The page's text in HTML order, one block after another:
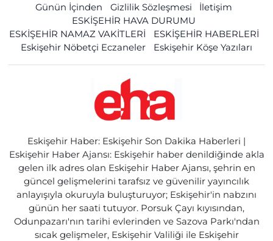
Günün İçinden
Gizlilik Sözleşmesi
İletişim
ESKİŞEHİR HAVA DURUMU
ESKİŞEHİR NAMAZ VAKİTLERİ
ESKİŞEHİR HABERLERİ
Eskişehir Nöbetçi Eczaneler
Eskişehir Köşe Yazıları
Eskişehir Haber: Eskişehir Son Dakika Haberleri |
Eskişehir Haber Ajansı: Eskişehir haber denildiğinde akla
gelen ilk adres olan Eskişehir Haber Ajansı, şehrin en
güncel gelişmelerini tarafsız ve güvenilir yayıncılık
anlayışıyla okuruyla buluşturuyor; Eskişehir'in nabzını
günün her saati tutuyor. Porsuk Çayı kıyısından,
Odunpazarı'nın tarihi evlerinden ve Sazova Parkı'ndan
sıcak gelişmeler, Eskişehir Valiliği ile Eskişehir